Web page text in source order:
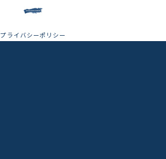
プライバシーポリシー